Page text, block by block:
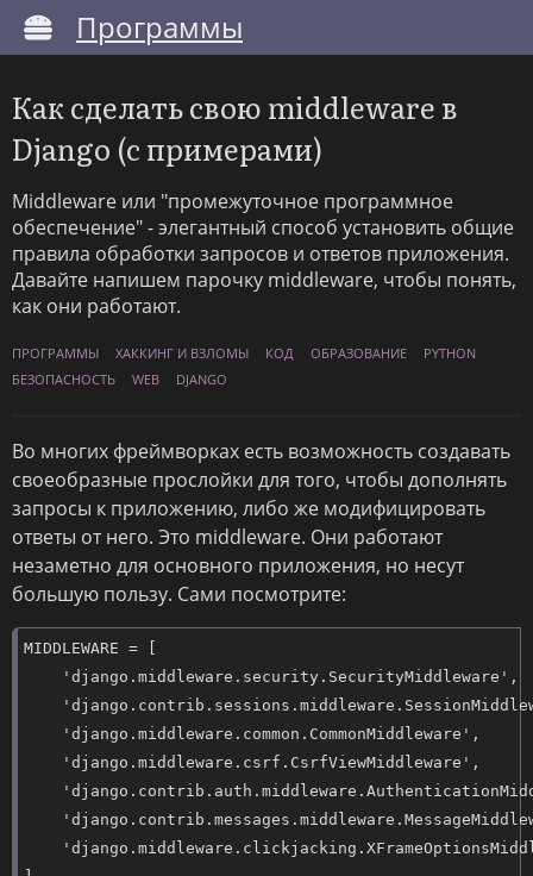
Программы
Как сделать свою middleware в
Django (с примерами)
Middleware или "промежуточное программное
обеспечение" - элегантный способ установить общие
правила обработки запросов и ответов приложения.
Давайте напишем парочку middleware, чтобы понять,
как они работают.
ПРОГРАММЫ ХАККИНГ И ВЗЛОМЫ КОД ОБРАЗОВАНИЕ
PYTHON
БЕЗОПАСНОСТЬ
WEB DJANGO
Во многих фреймворках есть возможность создавать
своеобразные прослойки для того, чтобы дополнять
запросы к приложению, либо же модифицировать
ответы от него. Это middleware. Они работают
незаметно для основного приложения, но несут
большую пользу. Сами посмотрите:
MIDDLEWARE = [
    'django.middleware.security.SecurityMiddleware',
    'django.middleware.common.CommonMiddleware',
    'django.middleware.csrf.CsrfViewMiddleware',